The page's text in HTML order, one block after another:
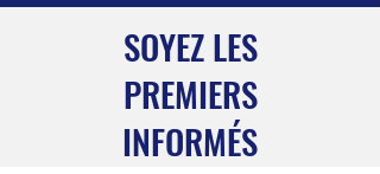
SOYEZ LES
PREMIERS
INFORMÉS